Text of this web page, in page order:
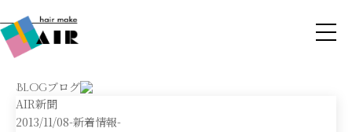
Blogブログ
AIR新聞
2013/11/08-新着情報-